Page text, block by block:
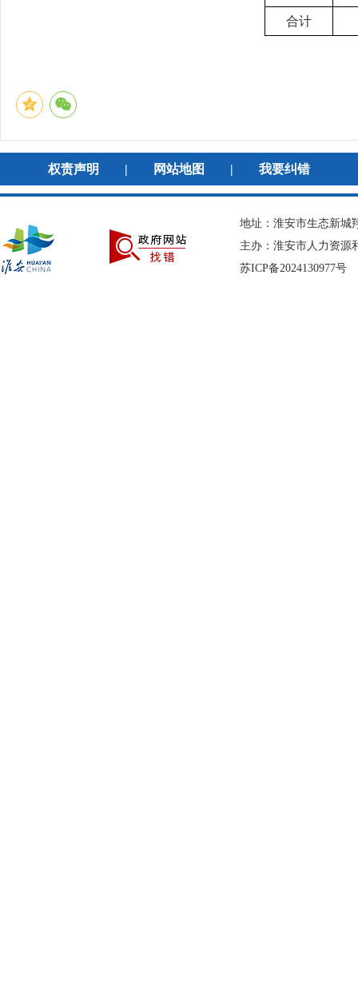
合计
权责声明 | 网站地图 | 我要纠错
地址：淮安市生态新
主办：淮安市人力资
苏ICP备2024130977号